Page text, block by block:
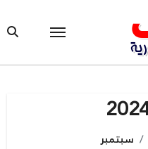
سبتمبر